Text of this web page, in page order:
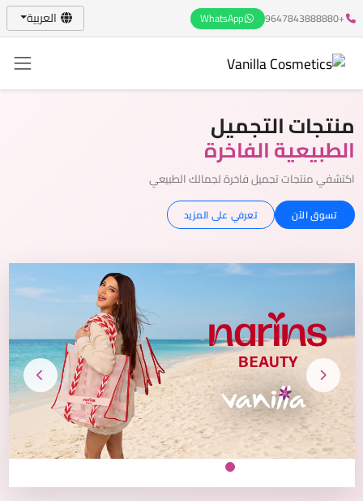
+9647843888880
WhatsApp العربية
منتجات التجميل
الطبيعية الفاخرة
اكتشفي منتجات تجميل فاخرة لجمالك الطبيعي
تسوق الآن تعرفي على المزيد